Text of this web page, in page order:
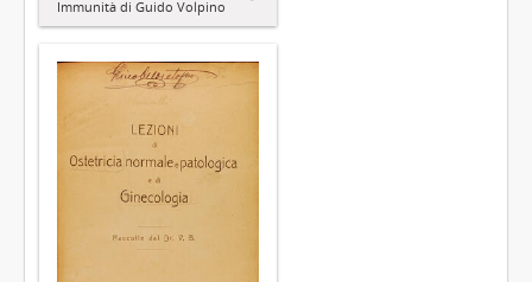
Immunità di Guido Volpino